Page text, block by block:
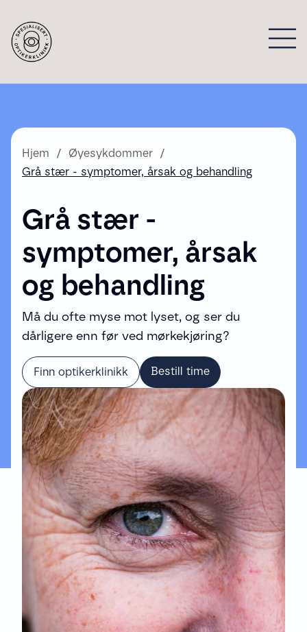
Hjem
Øyesykdommer
Grå stær - symptomer, årsak og behandling
Grå stær -
symptomer, årsak
og behandling
Må du ofte myse mot lyset, og ser du
dårligere enn før ved mørkekjøring?
Finn optikerklinikk Bestill time